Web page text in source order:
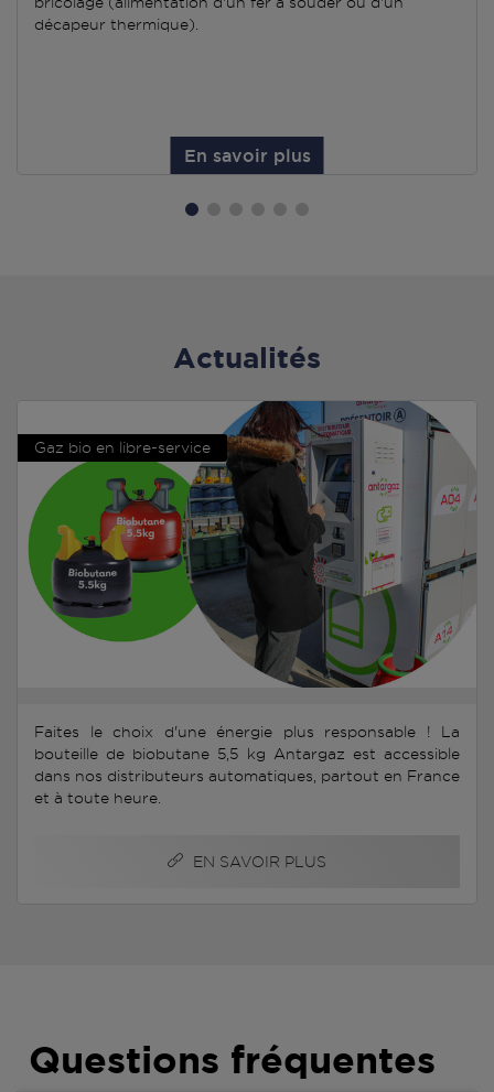
décapeur thermique).
En savoir plus
Actualités
Gaz bio en libre-service
Faites le choix d'une énergie plus responsable ! La
bouteille de biobutane 5,5 kg Antargaz est accessible
dans nos distributeurs automatiques, partout en France
et à toute heure.
EN SAVOIR PLUS
Questions fréquentes